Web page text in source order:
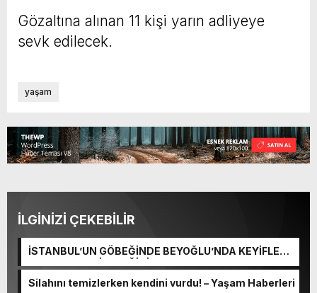
Gözaltına alınan 11 kişi yarın adliyeye
sevk edilecek.
yaşam
İLGİNİZİ ÇEKEBİLİR
İSTANBUL’UN GÖBEĞİNDE BEYOĞLU’NDA KEYİFLE
KONAKLAYABİLECEĞİNİZ TEK ADRES: DREAM PARK
Silahını temizlerken kendini vurdu! – Yaşam Haberleri